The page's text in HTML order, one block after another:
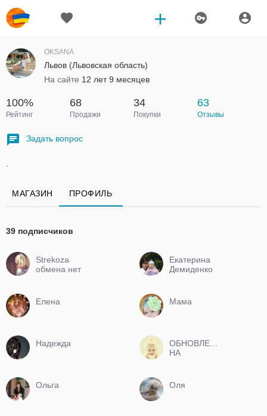
OKSANA
Львов (Львовская область)
На сайте 12 лет 9 месяцев
100%
Рейтинг
68
Продажи
34
Покупки
63
Отзывы
Задать вопрос
МАГАЗИН ПРОФИЛЬ
39 подписчиков
Strekoza
обмена нет
Екатерина
Демиденко
Елена Мама
Надежда
ОБНОВЛЕНИЯ
НА
Ольга
Оля